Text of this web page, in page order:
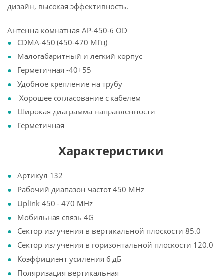
дизайн, высокая эффективность.
Антенна комнатная AP-450-6 OD
CDMA-450 (450-470 МГц)
Малогабаритный и легкий корпус
Герметичная -40+55
Удобное крепление на трубу
Хорошее согласование с кабелем
Широкая диаграмма направленности
Герметичная
Характеристики
Артикул 132
Рабочий диапазон частот 450 MHz
Uplink 450 - 470 MHz
Мобильная связь 4G
Сектор излучения в вертикальной плоскости 85.0
Сектор излучения в горизонтальной плоскости 120.0
Коэффициент усиления 6 дБ
Поляризация вертикальная